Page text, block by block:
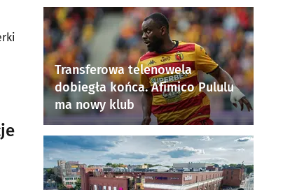
Transferowa telenowela
dobiegła końca. Afimico Pululu
ma nowy klub